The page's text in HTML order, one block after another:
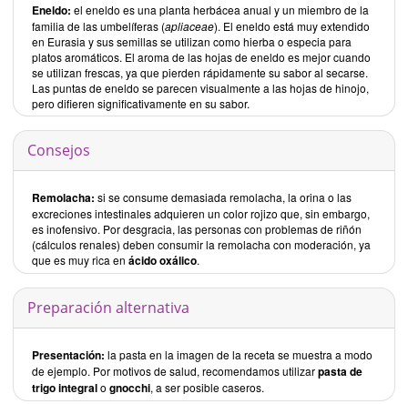
Eneldo: el eneldo es una planta herbácea anual y un miembro de la
familia de las umbelíferas (apliaceae). El eneldo está muy extendido
en Eurasia y sus semillas se utilizan como hierba o especia para
platos aromáticos. El aroma de las hojas de eneldo es mejor cuando
se utilizan frescas, ya que pierden rápidamente su sabor al secarse.
Las puntas de eneldo se parecen visualmente a las hojas de hinojo,
pero difieren significativamente en su sabor.
Consejos
Remolacha: si se consume demasiada remolacha, la orina o las
excreciones intestinales adquieren un color rojizo que, sin embargo,
es inofensivo. Por desgracia, las personas con problemas de riñón
(cálculos renales) deben consumir la remolacha con moderación, ya
que es muy rica en ácido oxálico.
Preparación alternativa
Presentación: la pasta en la imagen de la receta se muestra a modo
de ejemplo. Por motivos de salud, recomendamos utilizarpasta de
trigo integralo gnocchi, a ser posible caseros.